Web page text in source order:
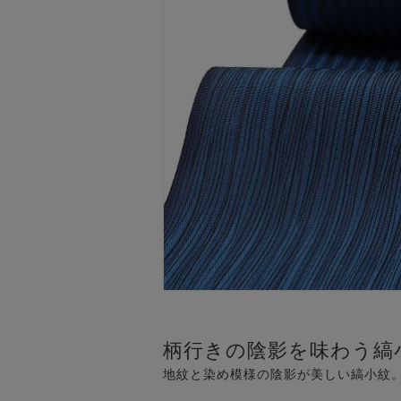
柄行きの陰影を味わう縞
地紋と染め模様の陰影が美しい縞小紋